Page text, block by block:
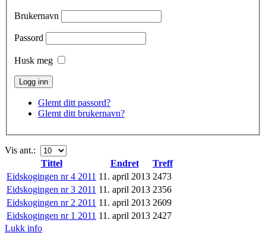
Brukernavn
Passord
Husk meg
Glemt ditt passord?
Glemt ditt brukernavn?
Vis ant.:
Tittel
Endret
Treff
Eidskogingen nr 4 2011 11. april 2013 2473
Eidskogingen nr 3 2011 11. april 2013 2356
Eidskogingen nr 2 2011 11. april 2013 2609
Eidskogingen nr 1 2011 11. april 2013 2427
Lukk info